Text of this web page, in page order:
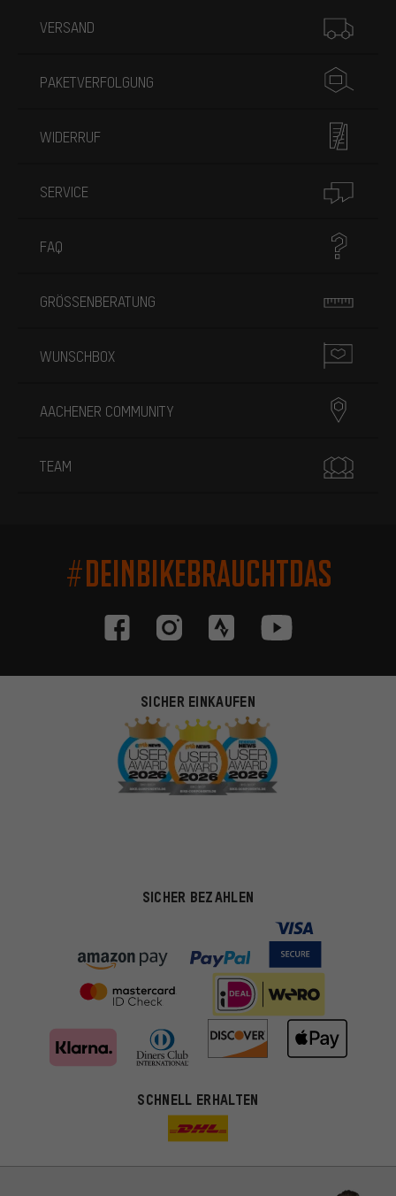
VERSAND
PAKETVERFOLGUNG
WIDERRUF
SERVICE
FAQ
GRÖSSENBERATUNG
WUNSCHBOX
AACHENER COMMUNITY
TEAM
#DEINBIKEBRAUCHTDAS
SICHER EINKAUFEN
SICHER BEZAHLEN
SCHNELL ERHALTEN